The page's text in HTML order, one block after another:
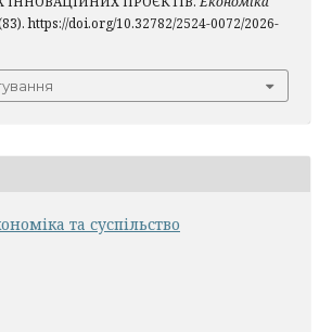
https://doi.org/10.32782/2524-0072/2026-
та суспільство